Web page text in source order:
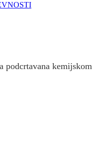
podcrtavana kemijskom